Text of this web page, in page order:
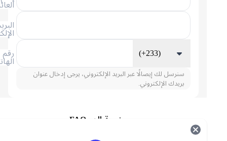
العائلة
الإلكتروني
الهاتف
(+233)
سنرسل لك إيصالًا عبر البريد الإلكتروني، يرجى إدخال عنوان
بريدك الإلكتروني.
ممر ضربة الدم FAQ